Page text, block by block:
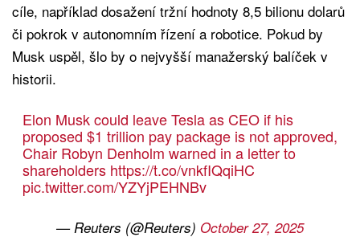
cíle, například dosažení tržní hodnoty 8,5 bilionu dolarů
či pokrok v autonomním řízení a robotice. Pokud by
Musk uspěl, šlo by o nejvyšší manažerský balíček v
historii.
Elon Musk could leave Tesla as CEO if his
proposed $1 trillion pay package is not approved,
Chair Robyn Denholm warned in a letter to
shareholders https://t.co/vnkfIQqiHC
pic.twitter.com/YZYjPEHNBv
— Reuters (@Reuters) October 27, 2025